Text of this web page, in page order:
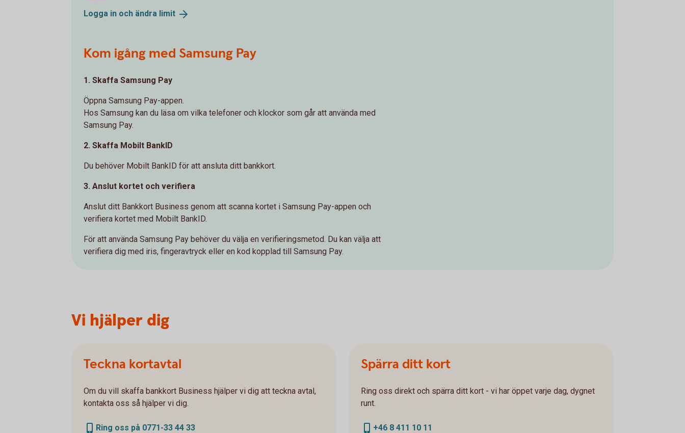
Logga in och ändra limit
Kom igång med Samsung Pay
1. Skaffa Samsung Pay
Öppna Samsung Pay-appen.
Hos Samsung kan du läsa om vilka telefoner och klockor som går att använda med
Samsung Pay.
2. Skaffa Mobilt BankID
Du behöver Mobilt BankID för att ansluta ditt bankkort.
3. Anslut kortet och verifiera
Anslut ditt Bankkort Business genom att scanna kortet i Samsung Pay-appen och
verifiera kortet med Mobilt BankID.
För att använda Samsung Pay behöver du välja en verifieringsmetod. Du kan välja att
verifiera dig med iris, fingeravtryck eller en kod kopplad till Samsung Pay.
Vi hjälper dig
Teckna kortavtal
Om du vill skaffa bankkort Business hjälper vi dig att teckna avtal,
kontakta oss så hjälper vi dig.
Ring oss på 0771-33 44 33
Spärra ditt kort
Ring oss direkt och spärra ditt kort - vi har öppet varje dag, dygnet
runt.
+46 8 411 10 11